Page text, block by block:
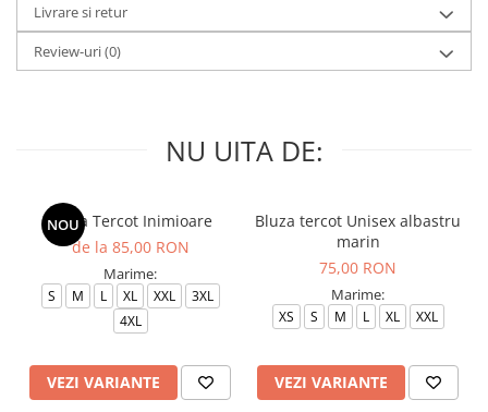
Livrare si retur
Review-uri(0)
NU UITA DE:
NOU
Bluza Tercot Inimioare
de la 85,00 RON
Marime:
S M L XL XXL
3XL
4XL
VEZI VARIANTE
Bluza tercot Unisex albastru
marin
75,00 RON
Marime:
XS S M L XL XXL
VEZI VARIANTE